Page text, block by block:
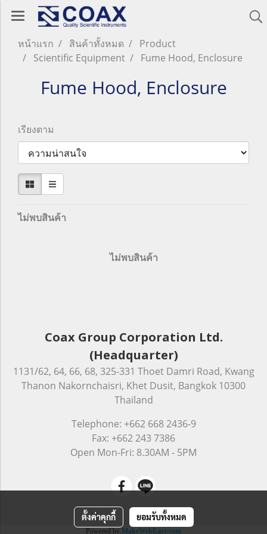
หน้าแรก สินค้าทั้งหมด
Product
Scientific Equipment
Fume Hood, Enclosure
Fume Hood, Enclosure
เรียงตาม
ไม่พบสินค้า
ไม่พบสินค้า
Coax Group Corporation Ltd.
(Headquarter)
1131/62, 64, 66, 68, 325-331 Thoet Damri Road, Kwang
Thanon Nakornchaisri, Khet Dusit, Bangkok 10300
Thailand
Telephone: +662 668 2436-9
Fax: +662 243 7386
Open Mon-Fri: 8.30AM - 5PM
Powered by MakeWebEasy.com
ตั้งค่าคุกกี้ ยอมรับทั้งหมด